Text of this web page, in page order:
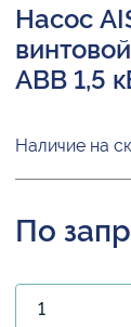
Насос
ABB 1,5
Наличие на
По